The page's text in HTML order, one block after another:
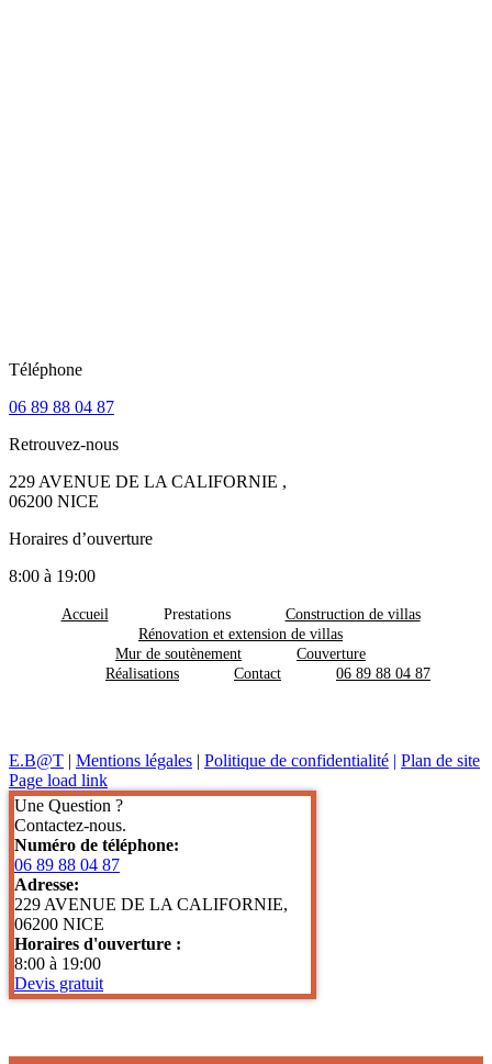
Téléphone
06 89 88 04 87
Retrouvez-nous
229 AVENUE DE LA CALIFORNIE ,
06200 NICE
Horaires d’ouverture
8:00 à 19:00
Accueil Prestations
Construction de villas
Rénovation et extension de villas
Mur de soutènement
Couverture
Réalisations
Contact 06 89 88 04 87
E.B@T | Mentions légales | Politique de confidentialité | Plan de site
Page load link
Une Question ?
Contactez-nous.
Numéro de téléphone:
06 89 88 04 87
Adresse:
229 AVENUE DE LA CALIFORNIE,
06200 NICE
Horaires d'ouverture :
8:00 à 19:00
Devis gratuit